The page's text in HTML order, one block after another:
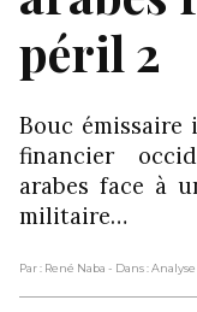
péril 2
Bouc
financier
arabes face à
militaire…
Par : René Naba - Dans :